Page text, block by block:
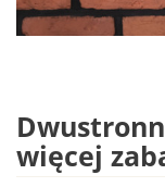
więcej